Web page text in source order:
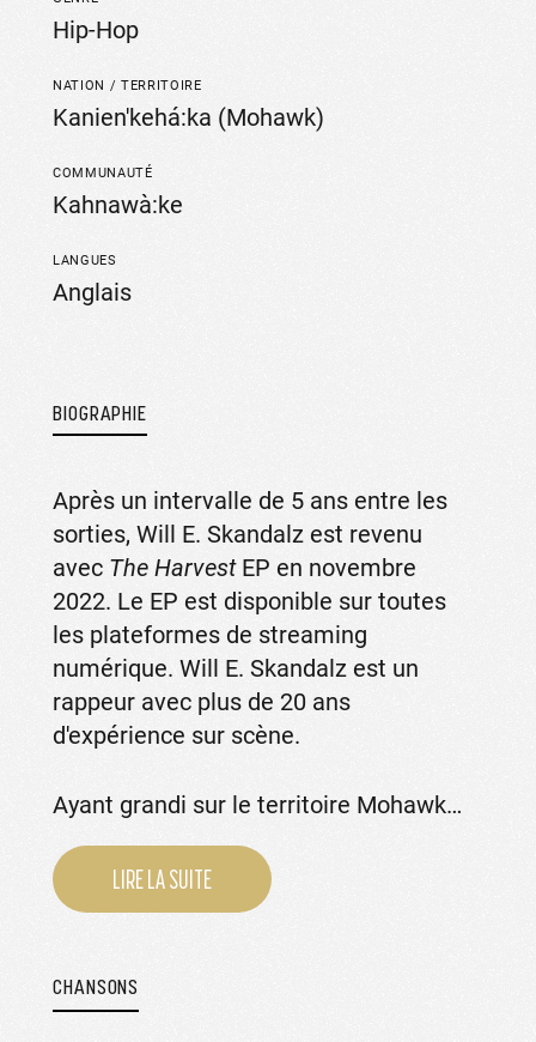
Hip-Hop
NATION / TERRITOIRE
Kanien'kehá:ka (Mohawk)
COMMUNAUTÉ
Kahnawà:ke
LANGUES
Anglais
BIOGRAPHIE
Après un intervalle de 5 ans entre les
sorties, Will E. Skandalz est revenu
avec The HarvestEP en novembre
2022. Le EP est disponible sur toutes
les plateformes de streaming
numérique. Will E. Skandalz est un
rappeur avec plus de 20 ans
d'expérience sur scène.
Ayant grandi sur le territoire Mohawk…
LIRE LA SUITE
CHANSONS